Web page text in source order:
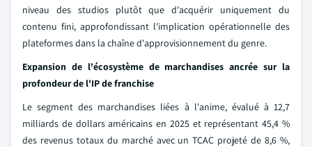
niveau des studios plutôt que d'acquérir uniquement du
contenu fini, approfondissant l'implication opérationnelle des
plateformes dans la chaîne d'approvisionnement du genre.
Expansion de l'écosystème de marchandises ancrée sur la
profondeur de l'IP de franchise
Le segment des marchandises liées à l'anime, évalué à 12,7
milliards de dollars américains en 2025 et représentant 45,4 %
des revenus totaux du marché avec un TCAC projeté de 8,6 %,